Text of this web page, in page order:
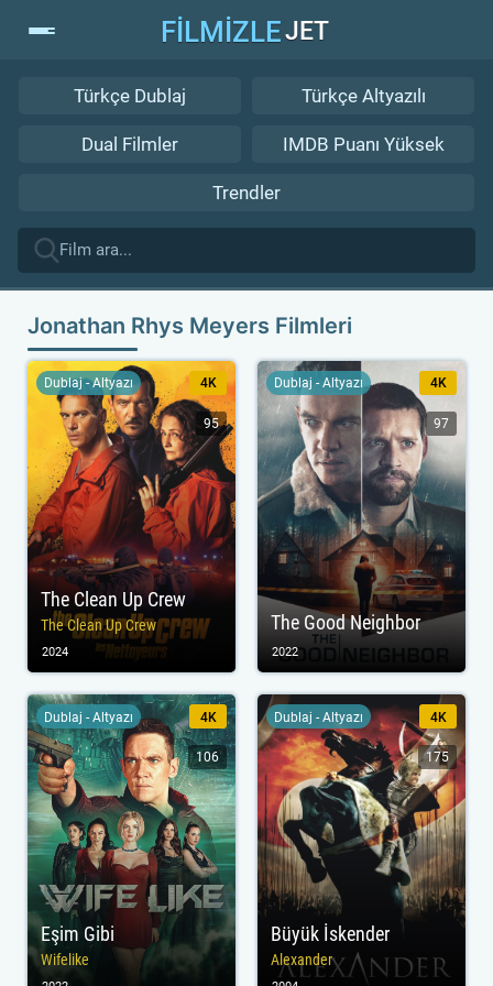
FİLMİZLEJET
Türkçe Dublaj Türkçe Altyazılı
Dual Filmler IMDB Puanı Yüksek
Trendler
Jonathan Rhys Meyers Filmleri
The Clean Up Crew
The Clean Up Crew
Dublaj - Altyazı 4K
95
2024
The Good Neighbor
Dublaj - Altyazı 4K
97
2022
Eşim Gibi
Wifelike
Dublaj - Altyazı 4K
106
Büyük İskender
Alexander
Dublaj - Altyazı 4K
175